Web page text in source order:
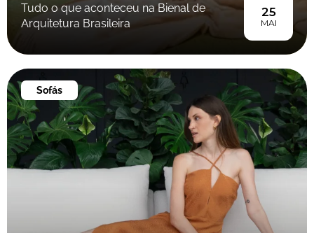
Tudo o que aconteceu na Bienal de
Arquitetura Brasileira
25
MAI
Sofás